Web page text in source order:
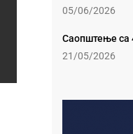
05/06/2026
Саопштење са
21/05/2026